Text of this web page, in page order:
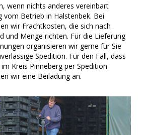
wenn nichts anderes vereinbart
vom Betrieb in Halstenbek. Bei
wir Frachtkosten, die sich nach
und Menge richten. Für die Lieferung
organisieren wir gerne für Sie
Spedition. Für den Fall, dass
Kreis Pinneberg per Spedition
wir eine Beiladung an.